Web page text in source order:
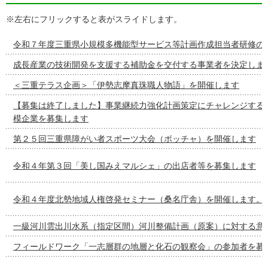
※左右にフリックすると表がスライドします。
令和７年度三重県小規模多機能型サービス等計画作成担当者研修の
成長産業の技術開発を支援する補助金を交付する事業者を決定しま
＜三重テラス企画＞「伊勢志摩真珠職人物語」を開催します
【募集は終了しました】事業継続力強化計画策定にチャレンジす
模企業を募集します
第２５回三重県障がい者スポーツ大会（ボッチャ）を開催します
令和４年第３回「美し国みえマルシェ」の出店者等を募集します
令和４年度北勢地域人権啓発セミナー（桑名庁舎）を開催します。
一級河川雲出川水系（指定区間）河川整備計画（原案）に対する意
フィールドワーク「一志層群の地層と化石の観察会」の参加者を募